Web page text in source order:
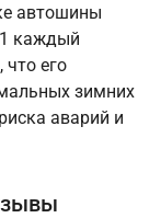
автошины
каждый
что его
зимних
аварий и